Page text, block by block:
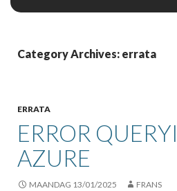
Category Archives: errata
ERRATA
ERROR
AZURE
MAANDAG 13/01/2025 FRANS